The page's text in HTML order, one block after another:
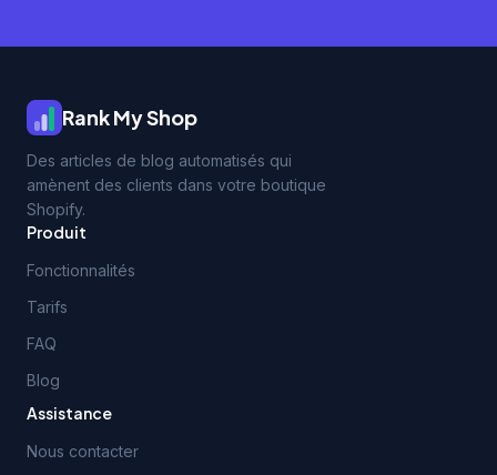
Rank My Shop
Des articles de blog automatisés qui
amènent des clients dans votre boutique
Shopify.
Produit
Fonctionnalités
Tarifs
FAQ
Blog
Assistance
Nous contacter